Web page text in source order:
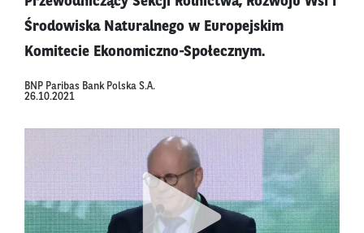
Środowiska Naturalnego w Europejskim
Komitecie Ekonomiczno-Społecznym.
BNP Paribas Bank Polska S.A.
26.10.2021